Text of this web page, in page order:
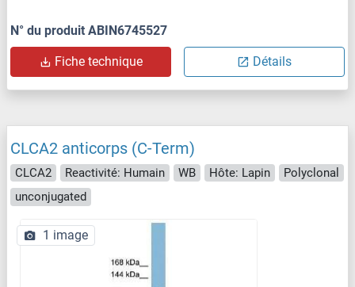
N° du produit ABIN6745527
Fiche technique Détails
CLCA2 anticorps (C-Term)
CLCA2 Reactivité: Humain WB Hôte: Lapin
Polyclonal
unconjugated
1 image